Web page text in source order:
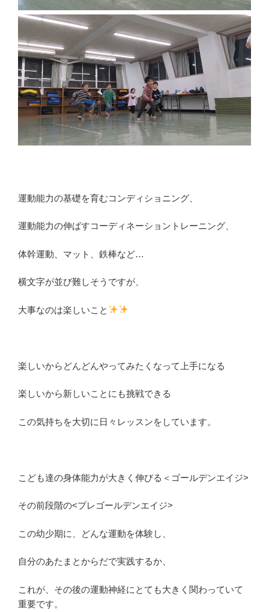
運動能力の基礎を育むコンディショニング、
運動能力の伸ばすコーディネーショントレーニング、
体幹運動、マット、鉄棒など…
横文字が並び難しそうですが、
大事なのは楽しいこと
楽しいからどんどんやってみたくなって上手になる
楽しいから新しいことにも挑戦できる
この気持ちを大切に日々レッスンをしています。
こども達の身体能力が大きく伸びる＜ゴールデンエイジ>
その前段階の<プレゴールデンエイジ>
この幼少期に、どんな運動を体験し、
自分のあたまとからだで実践するか、
これが、その後の運動神経にとても大きく関わっていて
重要です。